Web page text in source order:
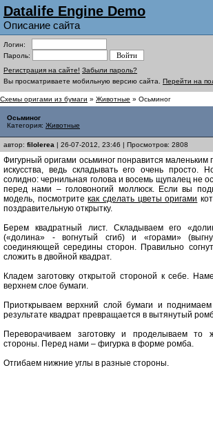
Datalife Engine Demo
Описание сайта
Логин:
Пароль:
Регистрация на сайте! Забыли пароль?
Вы просматриваете мобильную версию сайта. Перейти на
Схемы оригами из бумаги » Животные » Осьминог
Осьминог
Категория: Животные
автор: filolerea | 26-07-2012, 23:46 | Просмотров: 2808
Фигурный оригами осьминог понравится маленьким
искусства, ведь складывать его очень просто.
солидно: чернильная голова и восемь щупалец не
перед нами – головоногий моллюск. Если вы
модель, посмотритекак сделать цветы оригами
поздравительную открытку.
Берем квадратный лист. Складываем его
(«долина» - вогнутый сгиб) и «горами»
соединяющей середины сторон. Правильно
сложить в двойной квадрат.
Кладем заготовку открытой стороной к себе.
верхнем слое бумаги.
Приоткрываем верхний слой бумаги и
результате квадрат превращается в вытянутый
Переворачиваем заготовку и проделываем
стороны. Перед нами – фигурка в форме ромба.
Отгибаем нижние углы в разные стороны.